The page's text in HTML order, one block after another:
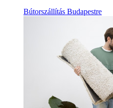
Bútorszállítás Budapestre